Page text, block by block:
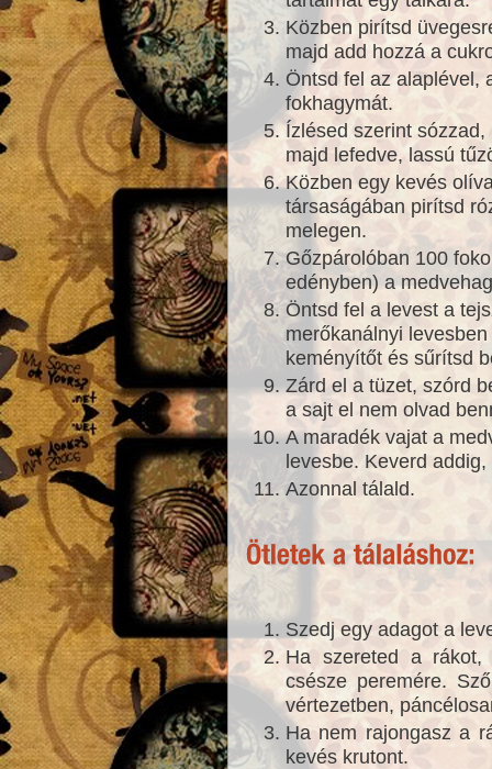
Közben pirítsd
majd add hozzá a
Öntsd fel az alaplével,
fokhagymát.
Ízlésed szerint
majd lefedve, lassú
Közben egy kevés
társaságában pirítsd
melegen.
Gőzpárolóban 100
edényben) a
Öntsd fel a levest a
merőkanálnyi
keményítőt és sűrítsd
Zárd el a tüzet, szórd
a sajt el nem olvad
A maradék vajat a
levesbe. Keverd
Azonnal tálald.
Szedj egy adagot a
Ha szereted a
csésze peremére.
vértezetben,
Ha nem rajongasz a
kevés krutont.